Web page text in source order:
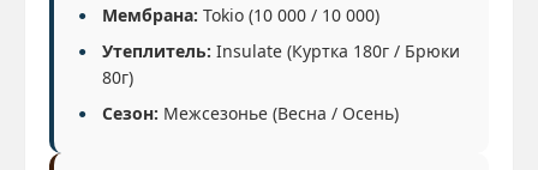
Мембрана: Tokio (10 000 / 10 000)
Утеплитель: Insulate (Куртка 180г / Брюки
80г)
Сезон: Межсезонье (Весна / Осень)